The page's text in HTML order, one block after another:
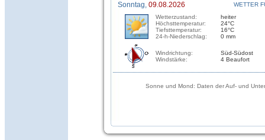
Sonntag, 09.08.2026
WETTER
Wetterzustand:
Höchsttemperatur:
Tiefsttemperatur:
24-h-Niederschlag:
heiter
24°C
16°C
0 mm
Windrichtung:
Windstärke:
Süd-Südost
4 Beaufort
Sonne und Mond: Daten der Auf- und